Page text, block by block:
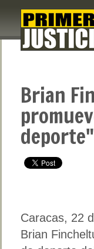
Brian
deporte"
Caracas, 22
Brian